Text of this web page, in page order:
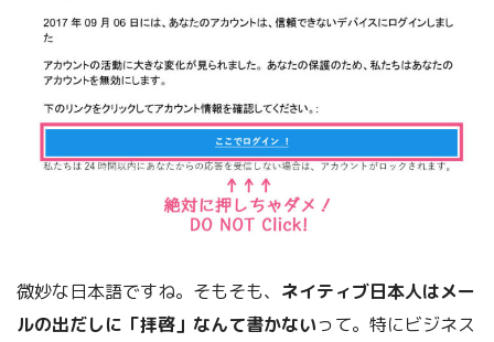
微妙な日本語ですね。そもそも、 ネイティブ日本人はメー
ルの出だしに「拝啓」なんて書かないって。特にビジネス